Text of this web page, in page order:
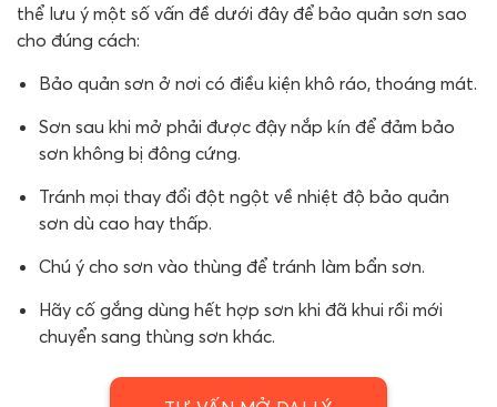
thể lưu ý một số vấn đề dưới đây để bảo quản sơn sao
cho đúng cách:
Bảo quản sơn ở nơi có điều kiện khô ráo, thoáng mát.
Sơn sau khi mở phải được đậy nắp kín để đảm bảo
sơn không bị đông cứng.
Tránh mọi thay đổi đột ngột về nhiệt độ bảo quản
sơn dù cao hay thấp.
Chú ý cho sơn vào thùng để tránh làm bẩn sơn.
Hãy cố gắng dùng hết hợp sơn khi đã khui rồi mới
chuyển sang thùng sơn khác.